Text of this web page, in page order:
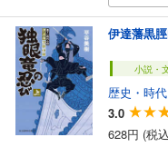
伊達藩黒
小説・
歴史・時代
3.0
628円 (税